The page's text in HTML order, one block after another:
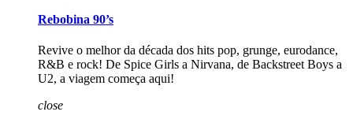
Rebobina 90’s
Revive o melhor da década dos hits pop, grunge, eurodance,
R&B e rock! De Spice Girls a Nirvana, de Backstreet Boys a
U2, a viagem começa aqui!
close